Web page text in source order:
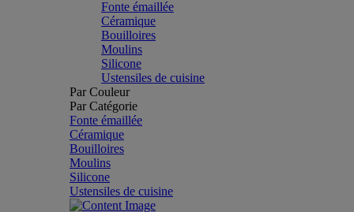
Fonte émaillée
Céramique
Bouilloires
Moulins
Silicone
Ustensiles de cuisine
Par Couleur
Par Catégorie
Fonte émaillée
Céramique
Bouilloires
Moulins
Silicone
Ustensiles de cuisine